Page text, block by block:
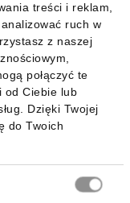
treści i reklam,
ruch w
z naszej
połączyć te
od Ciebie lub
Dzięki Twojej
do Twoich